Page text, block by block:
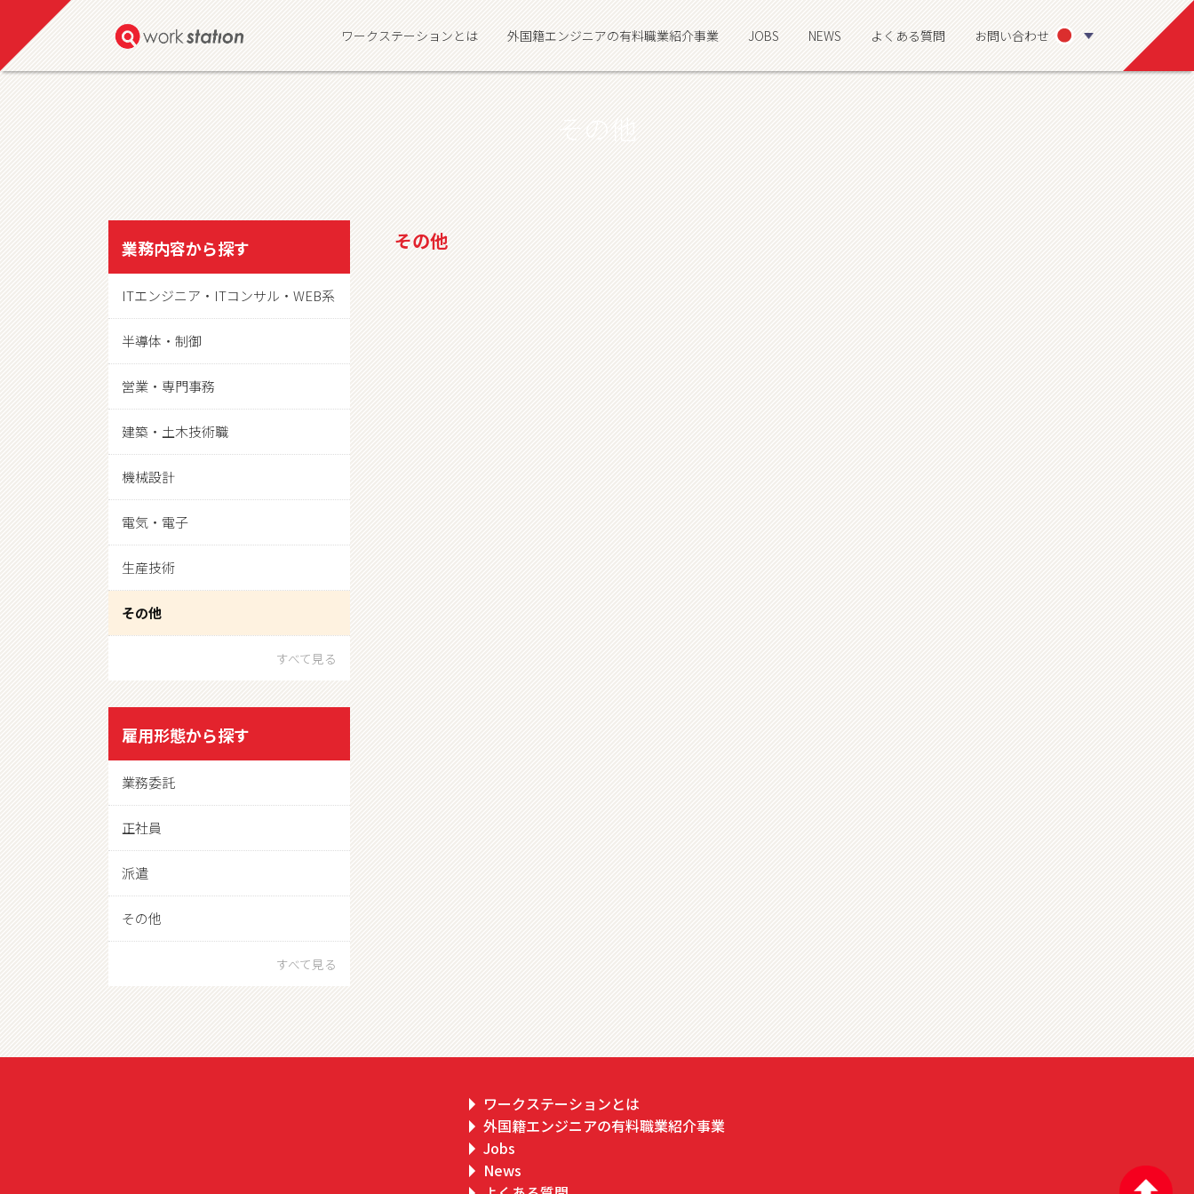
ワークステーションとは 外国籍エンジニアの有料職業紹介事業 JOBS NEWS よくある質問 お問い合わせ
業務内容から探す
ITエンジニア・ITコンサル・WEB系
半導体・制御
営業・専門事務
建築・土木技術職
機械設計
電気・電子
生産技術
その他
すべて見る
雇用形態から探す
業務委託
正社員
派遣
その他
すべて見る
その他
ワークステーションとは
外国籍エンジニアの有料職業紹介事業
Jobs
News